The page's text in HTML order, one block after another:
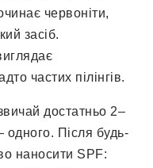
червоніти,
засіб.
частих пілінгів.
достатньо 2–
одного. Після будь-
наносити SPF: